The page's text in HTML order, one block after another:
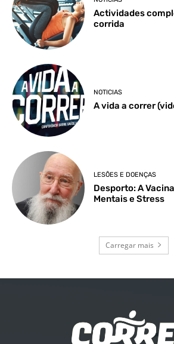
Actividades
corrida
NOTICIAS
A vida a correr
LESÕES E DOENÇAS
Desporto: A
Mentais e Stress
Carregar mais